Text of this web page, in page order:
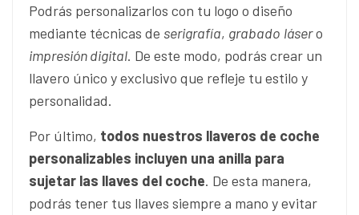
Podrás personalizarlos con tu logo o diseño
mediante técnicas de serigrafía, grabado lásero
impresión digital. De este modo, podrás crear un
llavero único y exclusivo que refleje tu estilo y
personalidad.
Por último, todos nuestros llaveros de coche
personalizables incluyen una anilla para
sujetar las llaves del coche. De esta manera,
podrás tener tus llaves siempre a mano y evitar